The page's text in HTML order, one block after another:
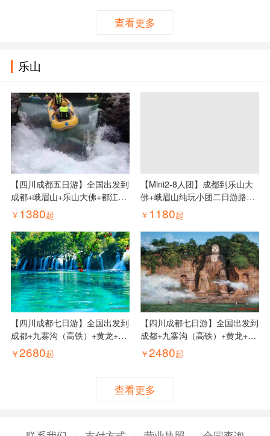
查看更多
乐山
【四川成都五日游】全国出发到
成都+峨眉山+乐山大佛+都江堰
+三星堆博物馆汽车五日游线
路、四川五日游多少钱
￥ 1380起
【Mini2-8人团】成都到乐山大
佛+峨眉山纯玩小团二日游路
线、峨眉山乐山小团二日游多少
钱
￥ 1180起
【四川成都七日游】全国出发到
成都+九寨沟（高铁）+黄龙+熊
猫基地+三星堆博物馆+乐山大
佛+黄龙溪古镇汽车七日游线
￥2680起
【四川成都七日游】全国出发到
成都+九寨沟（高铁）+黄龙+峨
眉山+乐山大佛汽车七日游线
路、四川成都七日游多少钱
￥2480起
查看更多